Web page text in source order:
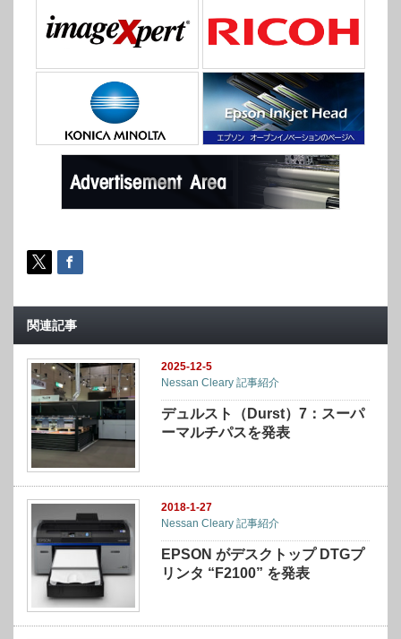
関連記事
2025-12-5
Nessan Cleary 記事紹介
デュルスト（Durst）7：スーパ
ーマルチパスを発表
2018-1-27
Nessan Cleary 記事紹介
EPSON がデスクトップ DTGプ
リンタ “F2100” を発表